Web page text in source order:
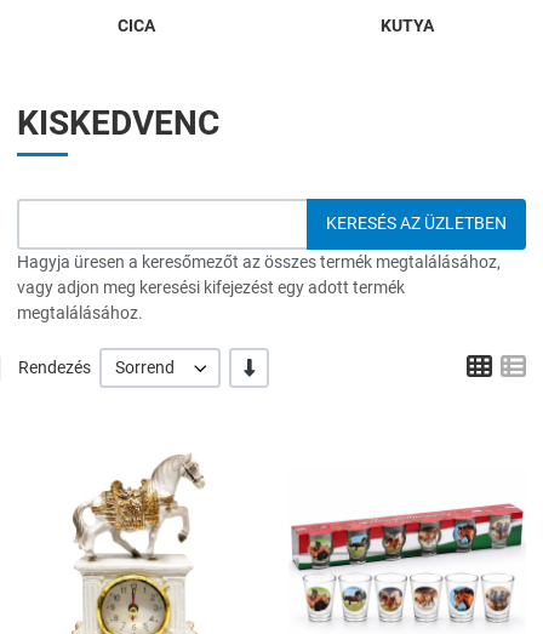
CICA KUTYA
KISKEDVENC
Hagyja üresen a keresőmezőt az összes termék megtalálásához,
vagy adjon meg keresési kifejezést egy adott termék
megtalálásához.
Rendezés Sorrend -/+ Grid
Összehasonlítás
Gyors nézet